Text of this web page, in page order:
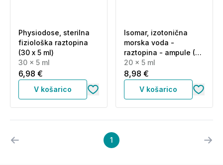
Physiodose, sterilna
fiziološka raztopina
(30 x 5 ml)
30 x 5 ml
6,98 €
V košarico
Isomar, izotonična
morska voda -
raztopina - ampule (20
x 5 ml)
20 x 5 ml
8,98 €
V košarico
1